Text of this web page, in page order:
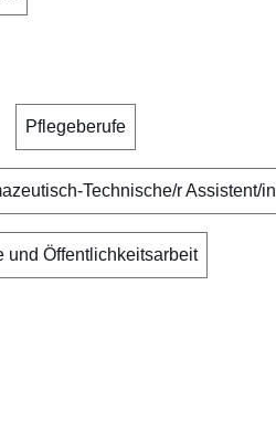
Pflegeberufe
Technische/r Assistent/in
und Öffentlichkeitsarbeit